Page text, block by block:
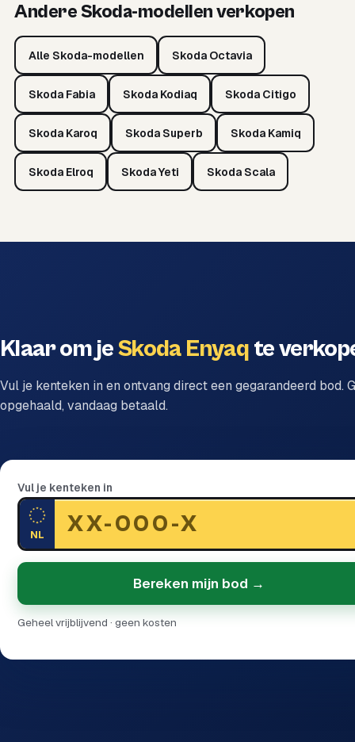
Andere Skoda-modellen verkopen
Alle Skoda-modellen Skoda Octavia
Skoda Fabia Skoda Kodiaq Skoda Citigo
Skoda Karoq Skoda Superb Skoda Kamiq
Skoda Elroq Skoda Yeti Skoda Scala
Klaar om jeSkoda Enyaq te
Vul je kenteken in en ontvang direct een gegarandeerd bod.
opgehaald, vandaag betaald.
Vul je kenteken in
NL
Bereken mijn bod →
Geheel vrijblijvend · geen kosten